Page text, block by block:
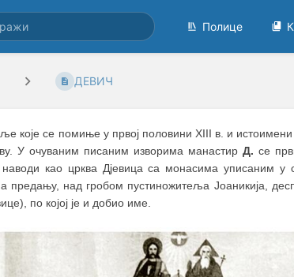
Полице
ДЕВИЧ
које се помиње у првој половини XIII в. и
У очуваним писаним изворима манастир Д. се
као црква Дјевица са монасима уписаним
предању, над гробом пустиножитеља Јоаникија,
по којој је и добио име.